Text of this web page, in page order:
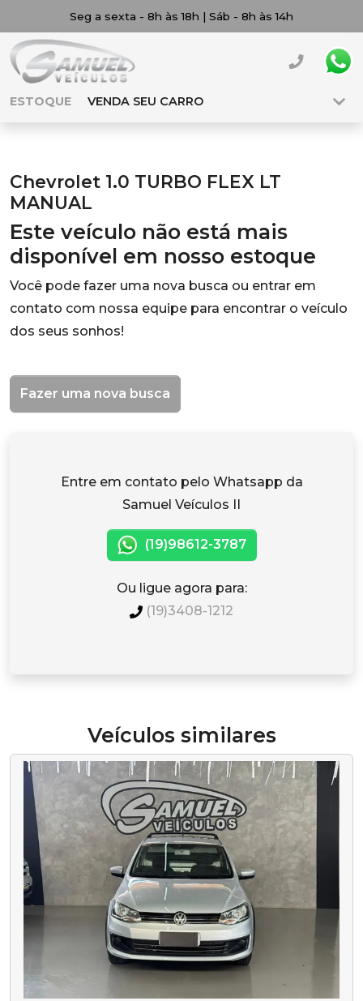
Seg a sexta - 8h às 18h | Sáb - 8h às 14h
ESTOQUE VENDA SEU CARRO
Chevrolet 1.0 TURBO FLEX LT
MANUAL
Este veículo não está mais
disponível em nosso estoque
Você pode fazer uma nova busca ou entrar em
contato com nossa equipe para encontrar o veículo
dos seus sonhos!
Fazer uma nova busca
Entre em contato pelo Whatsapp da
Samuel Veículos II
(19)98612-3787
Ou ligue agora para:
(19)3408-1212
Veículos similares